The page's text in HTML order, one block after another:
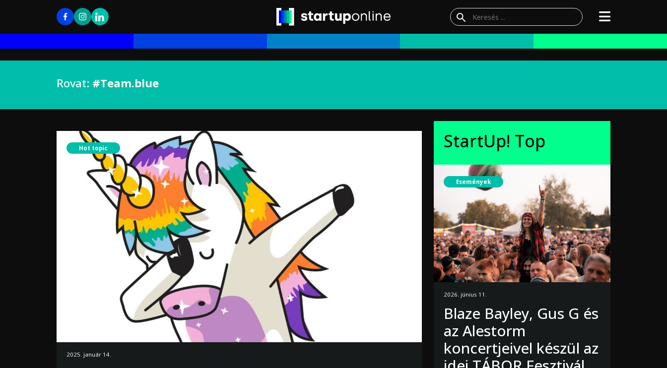
Rovat: #Team.blue
Hot topic
2025. január 14.
StartUp! Top
Események
2026. június 11.
Blaze Bayley, Gus G és
az Alestorm
koncertjeivel készül az